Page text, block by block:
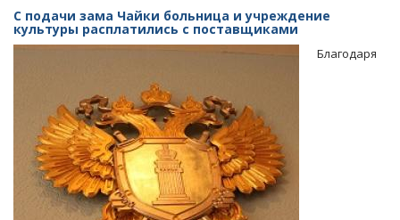
отменила
«отказное»
по
причастности
Журик
к
мошенничеству
С подачи зама Чайки больница и учреждение
культуры расплатились с поставщиками
Благодаря